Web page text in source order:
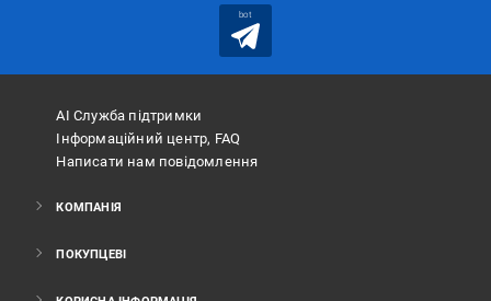
bot
АІ Служба підтримки
Інформаційний центр, FAQ
Написати нам повідомлення
КОМПАНІЯ
ПОКУПЦЕВІ